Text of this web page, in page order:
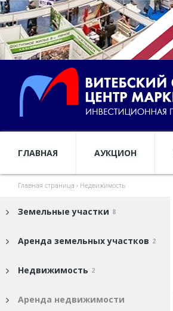
ГЛАВНАЯ АУКЦИОН
Главная страница › Недвижимость
Земельные участки 8
Аренда земельных участков 2
Недвижимость 2
Аренда недвижимости